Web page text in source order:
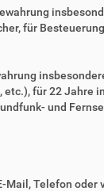
für
für 22
und
Telefon